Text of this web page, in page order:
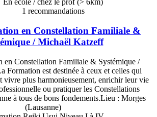
En école / chez le prof(> 6km)
1 recommandations
en Constellation Familiale &
/ Michaël Katzeff
en Constellation Familiale & Systémique /
Formation est destinée à ceux et celles qui
vivre plus harmonieusement, enrichir leur vie
ou pratiquer les Constellations
à tous de bons fondements.Lieu : Morges
(Lausanne)